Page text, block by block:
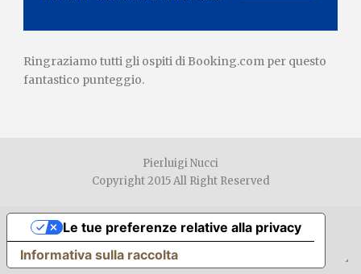
Ringraziamo tutti gli ospiti di Booking.com per questo
fantastico punteggio.
Pierluigi Nucci
Copyright 2015 All Right Reserved
Informativa sulla raccolta
Le tue preferenze relative alla privacy